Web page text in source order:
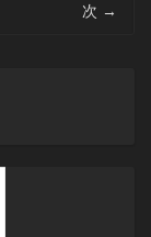
次 →